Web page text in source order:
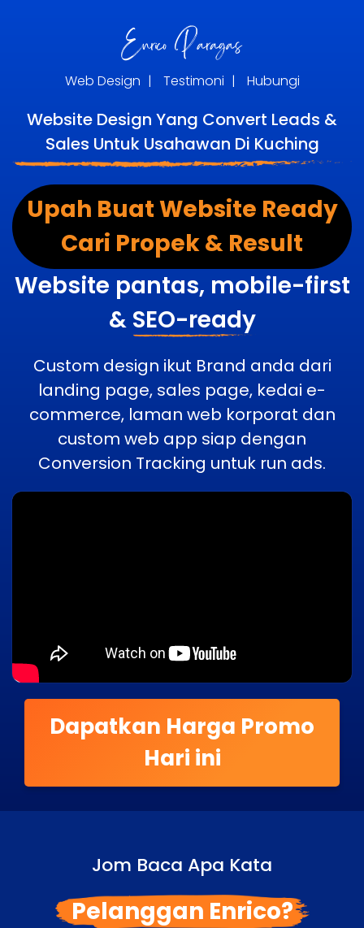
Web Design | Testimoni | Hubungi
Website Design Yang Convert Leads &
Sales Untuk Usahawan Di Kuching
Upah Buat Website Ready
Cari Propek & Result
Website pantas, mobile-first
& SEO-ready
Custom design ikut Brand anda dari
landing page, sales page, kedai e-
commerce, laman web korporat dan
custom web app siap dengan
Conversion Tracking untuk run ads.
Dapatkan Harga Promo
Hari ini
Jom Baca Apa Kata
Pelanggan Enrico?